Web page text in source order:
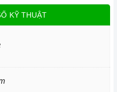
7843 có 2 hố chậu có kích
độ sâu ấn tượng 230mm tạo
cho người dùng vừa cắt, gọt,
các dụng cụ nhà bếp vô cùng
cao cấp nên bề mặt của chậu
bị trầy xước, biến dạng
KỸ THUẬT